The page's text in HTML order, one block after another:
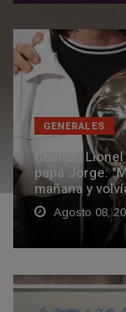
GENERALES
Cuando
papá Jorge:
mañana y
Agosto 08,